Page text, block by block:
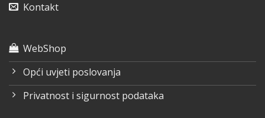
Kontakt
WebShop
Opći uvjeti poslovanja
Privatnost i sigurnost podataka